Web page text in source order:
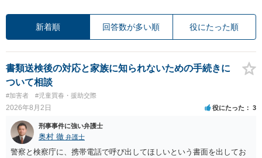
新着順 回答数が多い順 役にたった順
書類送検後の対応と家族に知られないための手続きに
ついて相談
#加害者 #児童買春・援助交際
2026年8月2日 役にたった 3
刑事事件に強い弁護士
奥村 徹 弁護士
警察と検察庁に、携帯電話で呼び出してほしいという書面を出してお